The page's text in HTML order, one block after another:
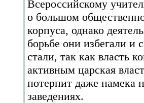
Всероссийскому
о большом
корпуса, однако
борьбе они избегали и
стали, так как власть
активным царская
потерпит даже намека
заведениях.